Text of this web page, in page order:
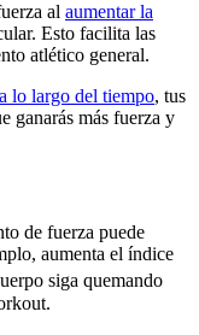
al aumentar la
Esto facilita las
atlético general.
lo largo del tiempo, tus
ganarás más fuerza y
de fuerza puede
aumenta el índice
siga quemando